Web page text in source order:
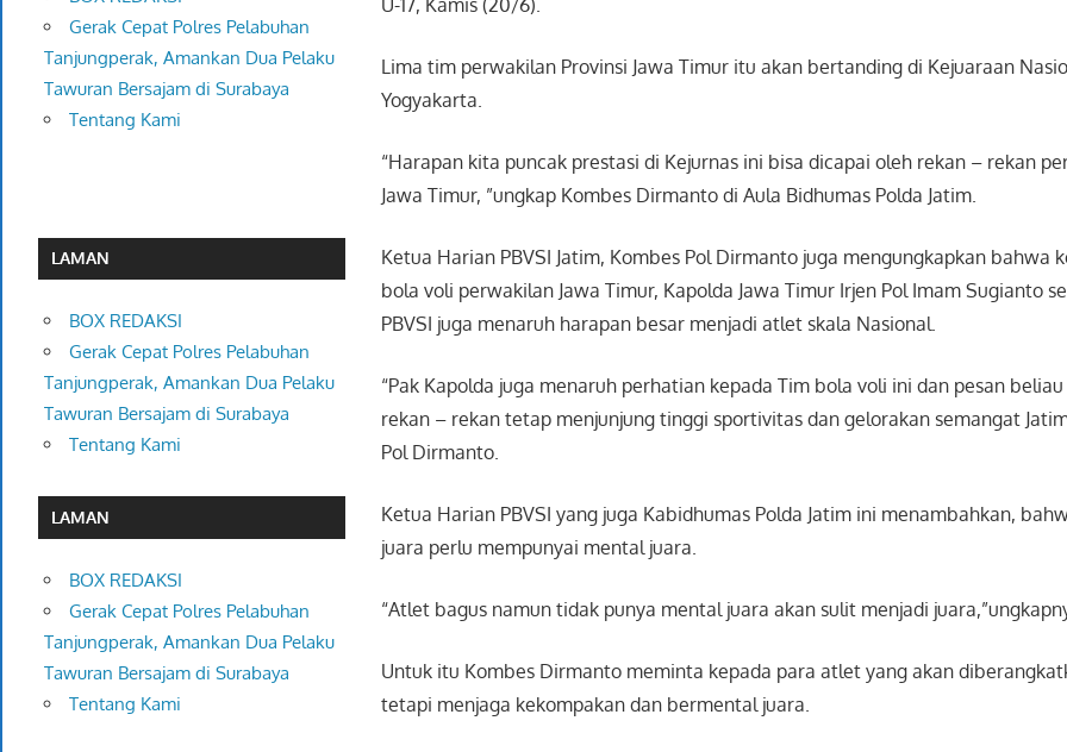
Lima tim perwakilan Provinsi Jawa Timur itu akan bertanding di Kejuaraan
Yogyakarta.
“Harapan kita puncak prestasi di Kejurnas ini bisa dicapai oleh rekan – rekan
Jawa Timur, ”ungkap Kombes Dirmanto di Aula Bidhumas Polda Jatim.
Ketua Harian PBVSI Jatim, Kombes Pol Dirmanto juga mengungkapkan bahwa
bola voli perwakilan Jawa Timur, Kapolda Jawa Timur Irjen Pol Imam Sugianto
PBVSI juga menaruh harapan besar menjadi atlet skala Nasional.
“Pak Kapolda juga menaruh perhatian kepada Tim bola voli ini dan pesan
rekan – rekan tetap menjunjung tinggi sportivitas dan gelorakan semangat
Pol Dirmanto.
Ketua Harian PBVSI yang juga Kabidhumas Polda Jatim ini menambahkan,
juara perlu mempunyai mental juara.
“Atlet bagus namun tidak punya mental juara akan sulit menjadi
Untuk itu Kombes Dirmanto meminta kepada para atlet yang akan
tetapi menjaga kekompakan dan bermental juara.
Gerak Cepat Polres Pelabuhan
Tanjungperak, Amankan Dua Pelaku
Tawuran Bersajam di Surabaya
Tentang Kami
LAMAN
BOX REDAKSI
Gerak Cepat Polres Pelabuhan
Tanjungperak, Amankan Dua Pelaku
Tawuran Bersajam di Surabaya
Tentang Kami
LAMAN
BOX REDAKSI
Gerak Cepat Polres Pelabuhan
Tanjungperak, Amankan Dua Pelaku
Tawuran Bersajam di Surabaya
Tentang Kami